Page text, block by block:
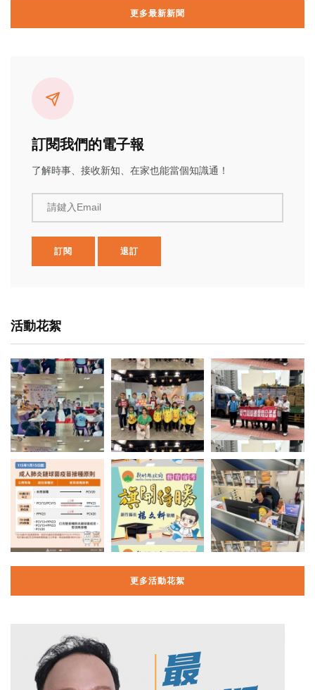
更多最新新聞
訂閱我們的電子報
了解時事、接收新知、在家也能當個知識通！
請鍵入Email
訂閱 退訂
活動花絮
更多活動花絮